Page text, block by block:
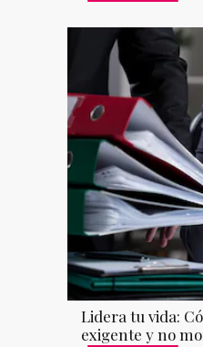
Lidera tu vida:
exigente y no